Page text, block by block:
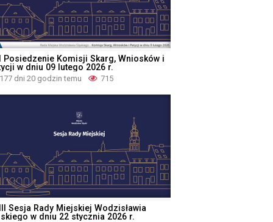
Posiedzenie Komisji Skarg, Wniosków i
w dniu 09 lutego 2026 r.
177 dni 20 godzin temu 715
Sesja Rady Miejskiej Wodzisławia
w dniu 22 stycznia 2026 r.